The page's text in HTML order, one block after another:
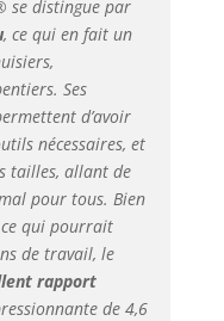
le poids
épaules et
Poches à
:
inclus 6
dans notre
en toile pour
tous vos outils
et
Boucle
pour une
facile.
ranger les
se distingue par
, ce qui en fait un
Ses
d’avoir
nécessaires, et
tailles, allant de
pour tous. Bien
qui pourrait
de travail, le
rapport
de 4,6